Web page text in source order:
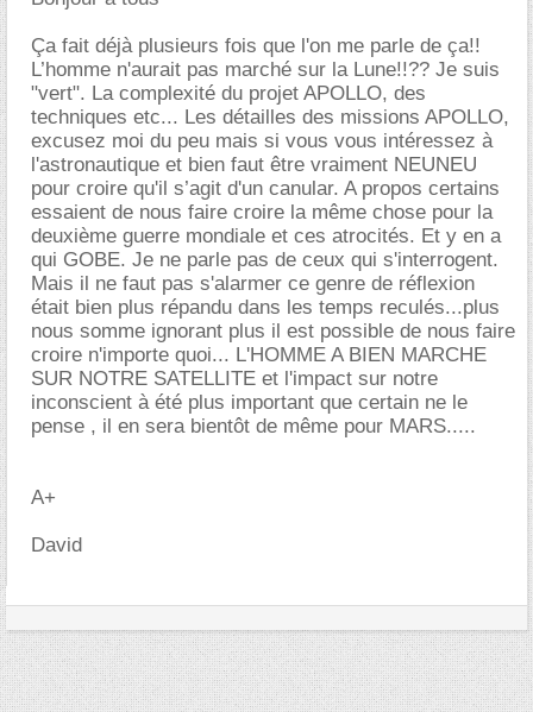
Ça fait déjà plusieurs fois que l'on me parle de ça!!
L’homme n'aurait pas marché sur la Lune!!?? Je suis
"vert". La complexité du projet APOLLO, des
techniques etc... Les détailles des missions APOLLO,
excusez moi du peu mais si vous vous intéressez à
l'astronautique et bien faut être vraiment NEUNEU
pour croire qu'il s’agit d'un canular. A propos certains
essaient de nous faire croire la même chose pour la
deuxième guerre mondiale et ces atrocités. Et y en a
qui GOBE. Je ne parle pas de ceux qui s'interrogent.
Mais il ne faut pas s'alarmer ce genre de réflexion
était bien plus répandu dans les temps reculés...plus
nous somme ignorant plus il est possible de nous faire
croire n'importe quoi... L'HOMME A BIEN MARCHE
SUR NOTRE SATELLITE et l'impact sur notre
inconscient à été plus important que certain ne le
pense , il en sera bientôt de même pour MARS.....
A+
David